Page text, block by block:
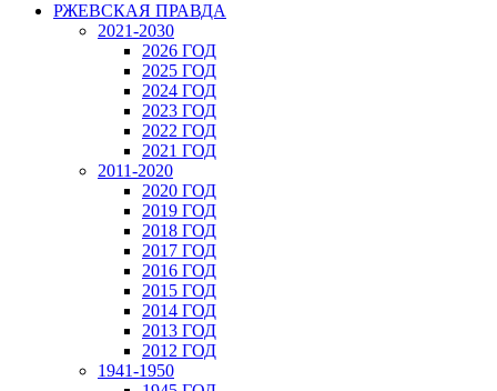
РЖЕВСКАЯ ПРАВДА
2021-2030
2026 ГОД
2025 ГОД
2024 ГОД
2023 ГОД
2022 ГОД
2021 ГОД
2011-2020
2020 ГОД
2019 ГОД
2018 ГОД
2017 ГОД
2016 ГОД
2015 ГОД
2014 ГОД
2013 ГОД
2012 ГОД
1941-1950